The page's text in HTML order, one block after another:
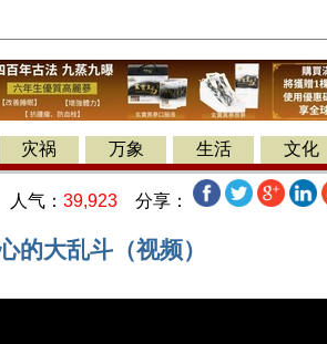
灾祸 万象 生活 文化
人气： 39,923 分享：
的大乱斗（视频）